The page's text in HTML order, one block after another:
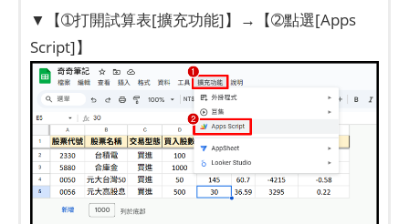
▼【➀打開試算表[擴充功能]】→【➁點選[Apps
Script]】